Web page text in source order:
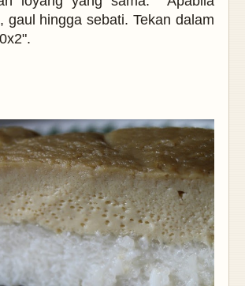
gaul hingga sebati. Tekan dalam